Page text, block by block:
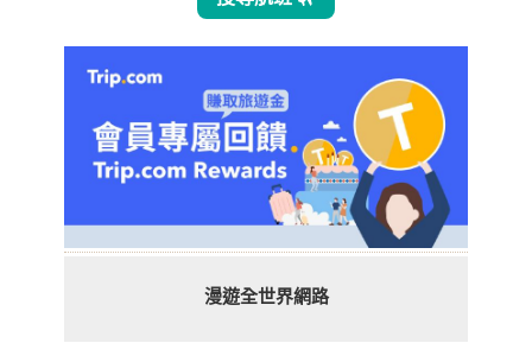
漫遊全世界網路